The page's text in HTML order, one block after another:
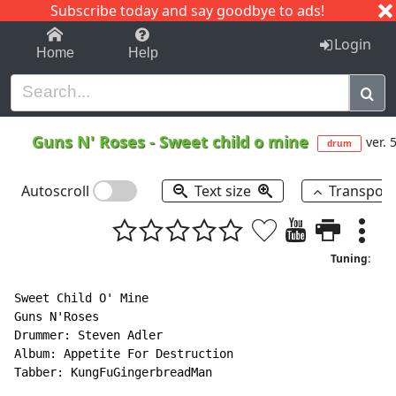
Subscribe today and say goodbye to ads!
1-9 C I J
Home Help Login
Guns N' Roses-Sweet child o mine drum ver. 5
Autoscroll Text size
Tuning:
Sweet Child O' Mine
Guns N'Roses
Drummer: Steven Adler
Album: Appetite For Destruction
Tabber: KungFuGingerbreadMan